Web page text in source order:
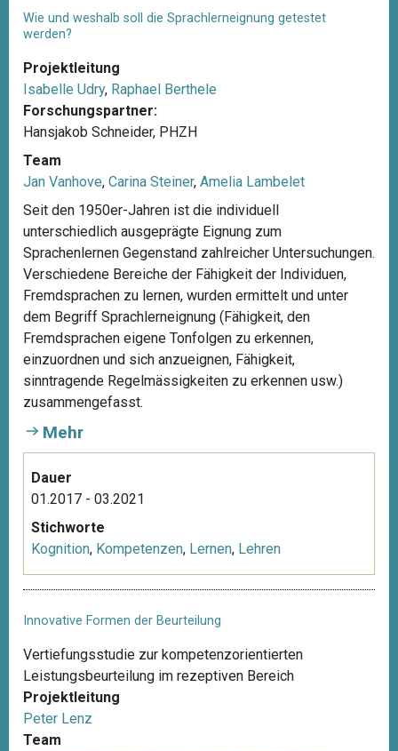
Wie und weshalb soll die Sprachlerneignung getestet
werden?
Projektleitung
Isabelle Udry, Raphael Berthele
Forschungspartner:
Hansjakob Schneider, PHZH
Team
Jan Vanhove, Carina Steiner, Amelia Lambelet
Seit den 1950er-Jahren ist die individuell
unterschiedlich ausgeprägte Eignung zum
Sprachenlernen Gegenstand zahlreicher Untersuchungen.
Verschiedene Bereiche der Fähigkeit der Individuen,
Fremdsprachen zu lernen, wurden ermittelt und unter
dem Begriff Sprachlerneignung (Fähigkeit, den
Fremdsprachen eigene Tonfolgen zu erkennen,
einzuordnen und sich anzueignen, Fähigkeit,
sinntragende Regelmässigkeiten zu erkennen usw.)
zusammengefasst.
Mehr
Dauer
01.2017 - 03.2021
Stichworte
Kognition, Kompetenzen, Lernen, Lehren
Innovative Formen der Beurteilung
Vertiefungsstudie zur kompetenzorientierten
Leistungsbeurteilung im rezeptiven Bereich
Projektleitung
Peter Lenz
Team